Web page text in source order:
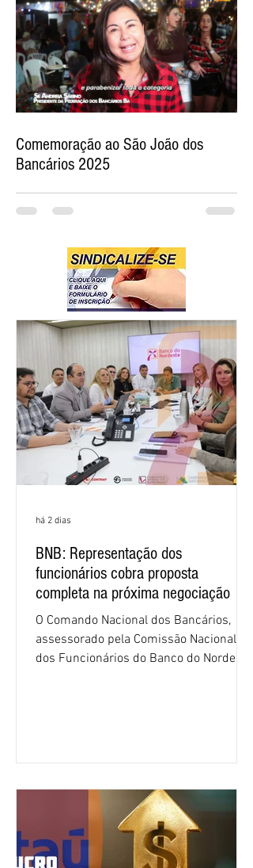
Comemoração ao São João dos
Bancários 2025
BNB: Representação dos
funcionários cobra proposta
completa na próxima negociação
O Comando Nacional dos Bancários,
assessorado pela Comissão Nacional
dos Funcionários do Banco do Nordeste
negociação encerrou a discussão das
cláusulas econômicas e sindicais da
minuta, e a representação dos
funcionários cobrou que o banco
há 2 dias